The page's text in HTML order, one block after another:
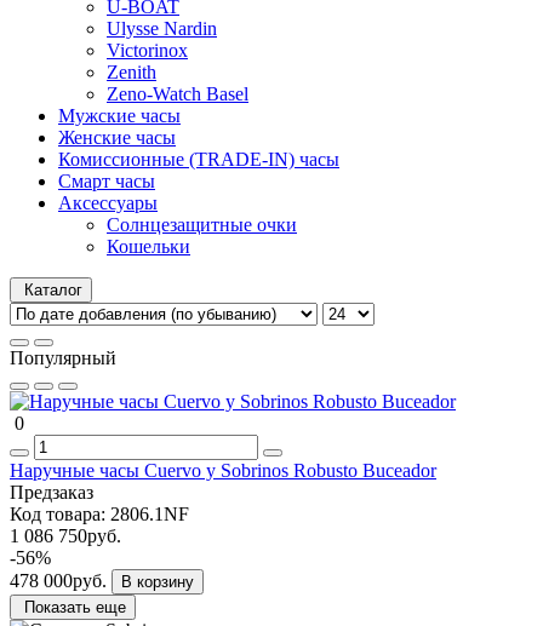
U-BOAT
Ulysse Nardin
Victorinox
Zenith
Zeno-Watch Basel
Мужские часы
Женские часы
Комиссионные (TRADE-IN) часы
Смарт часы
Аксессуары
Солнцезащитные очки
Кошельки
Каталог
Популярный
0
Наручные часы Cuervo y Sobrinos Robusto Buceador
Предзаказ
Код товара: 2806.1NF
1 086 750руб.
-56%
478 000руб.
В корзину
Показать еще